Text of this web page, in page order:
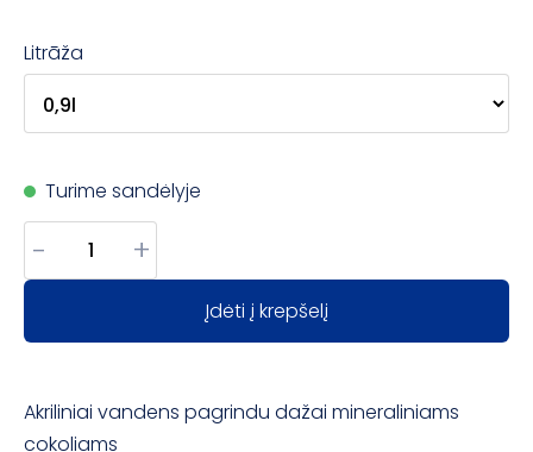
Litrāža
Turime sandėlyje
- +
Įdėti į krepšelį
Akriliniai vandens pagrindu dažai mineraliniams
cokoliams